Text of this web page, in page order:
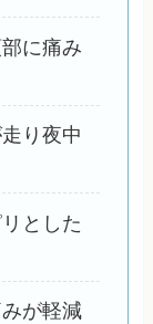
に痛み
り夜中
とした
が軽減